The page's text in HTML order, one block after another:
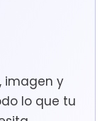
imagen y
lo que tu